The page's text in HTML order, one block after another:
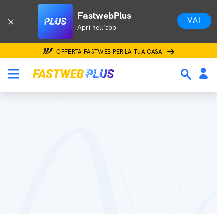
FastwebPlus
Apri nell'app
VAI
OFFERTA FASTWEB PER LA TUA CASA